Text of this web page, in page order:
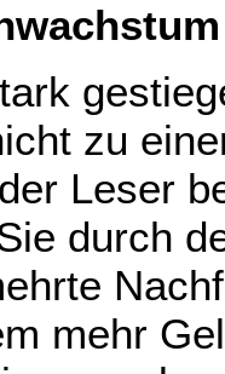
zu
Leser
durch
mehr